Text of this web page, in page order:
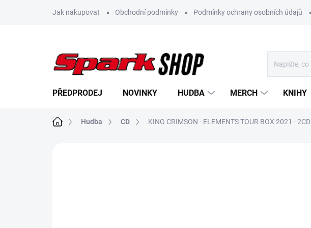
Jak nakupovat Obchodní podmínky Podmínky ochrany osobních údajů
PŘEDPRODEJ NOVINKY HUDBA MERCH KNIHY
Domů Hudba CD KING CRIMSON - ELEMENTS TOUR BOX 2021 - 2CD